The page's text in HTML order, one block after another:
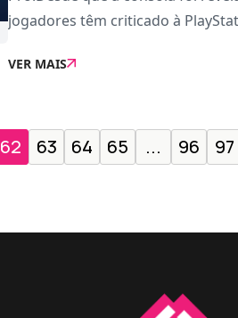
jogadores têm criticado à
consola. E não é um extra
VER MAIS
62 63 64 65 ... 96 97